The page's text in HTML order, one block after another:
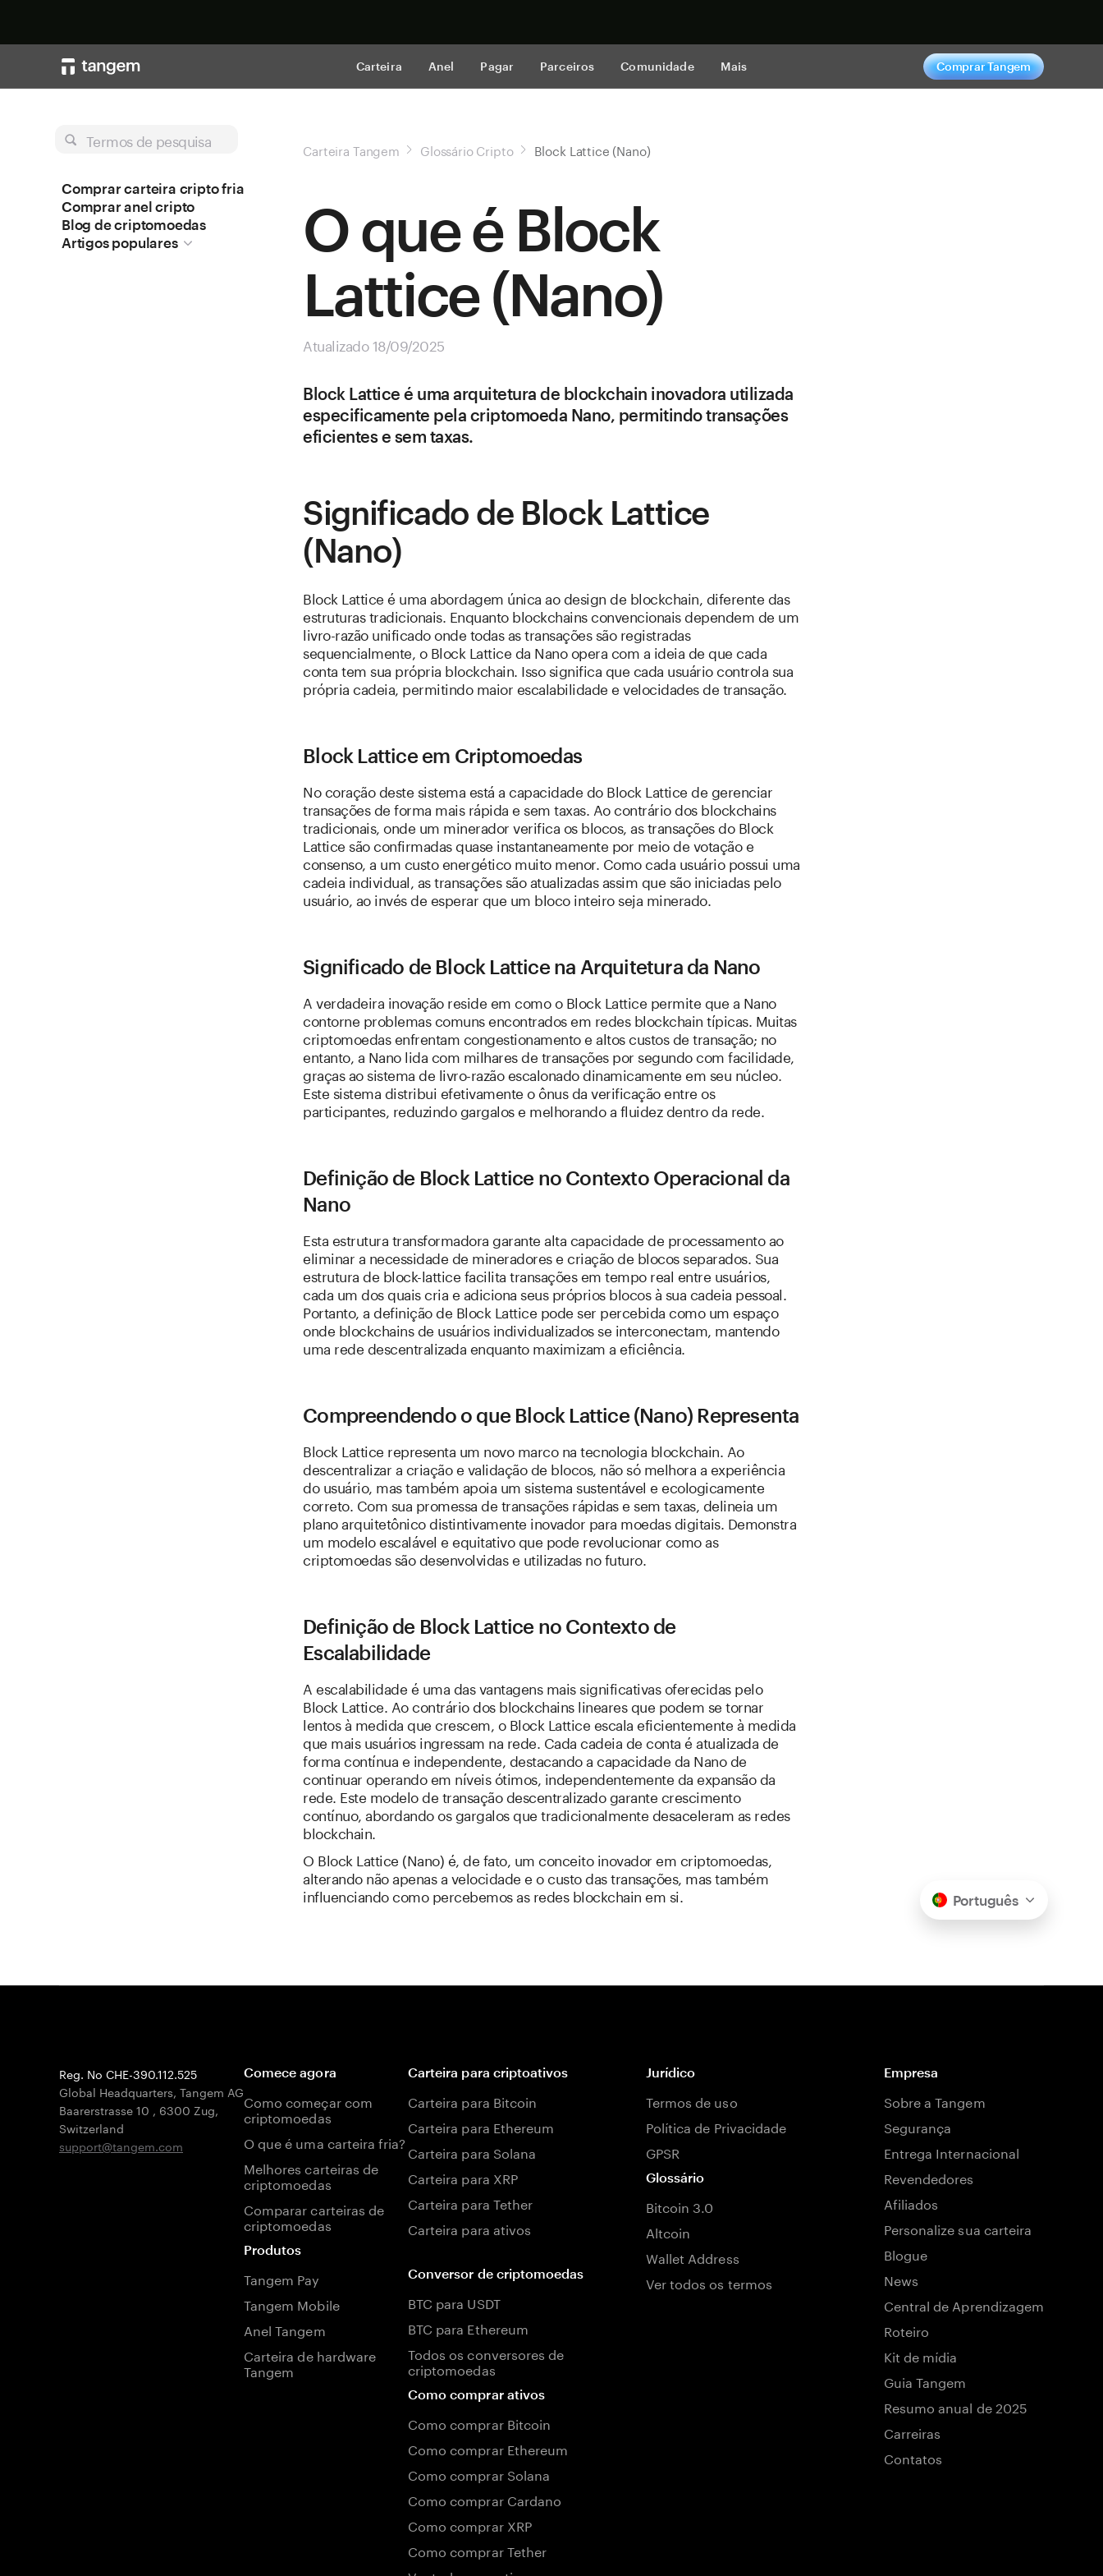
Carteira Anel Pagar Parceiros Comunidade Mais Comprar Tangem
Termos de pesquisa
Comprar carteira cripto fria
Comprar anel cripto
Blog de criptomoedas
Artigos populares
Carteira Tangem Glossário Cripto Block Lattice (Nano)
O que é Block
Lattice (Nano)
Atualizado 18/09/2025
Block Lattice é uma arquitetura de blockchain inovadora utilizada
especificamente pela criptomoeda Nano, permitindo transações
eficientes e sem taxas.
Significado de Block Lattice
(Nano)
Block Lattice é uma abordagem única ao design de blockchain, diferente das
estruturas tradicionais. Enquanto blockchains convencionais dependem de um
livro-razão unificado onde todas as transações são registradas
sequencialmente, o Block Lattice da Nano opera com a ideia de que cada
conta tem sua própria blockchain. Isso significa que cada usuário controla sua
própria cadeia, permitindo maior escalabilidade e velocidades de transação.
Block Lattice em Criptomoedas
No coração deste sistema está a capacidade do Block Lattice de gerenciar
transações de forma mais rápida e sem taxas. Ao contrário dos blockchains
tradicionais, onde um minerador verifica os blocos, as transações do Block
Lattice são confirmadas quase instantaneamente por meio de votação e
consenso, a um custo energético muito menor. Como cada usuário possui uma
cadeia individual, as transações são atualizadas assim que são iniciadas pelo
usuário, ao invés de esperar que um bloco inteiro seja minerado.
Significado de Block Lattice na Arquitetura da Nano
A verdadeira inovação reside em como o Block Lattice permite que a Nano
contorne problemas comuns encontrados em redes blockchain típicas. Muitas
criptomoedas enfrentam congestionamento e altos custos de transação; no
entanto, a Nano lida com milhares de transações por segundo com facilidade,
graças ao sistema de livro-razão escalonado dinamicamente em seu núcleo.
Este sistema distribui efetivamente o ônus da verificação entre os
participantes, reduzindo gargalos e melhorando a fluidez dentro da rede.
Definição de Block Lattice no Contexto Operacional da
Nano
Esta estrutura transformadora garante alta capacidade de processamento ao
eliminar a necessidade de mineradores e criação de blocos separados. Sua
estrutura de block-lattice facilita transações em tempo real entre usuários,
cada um dos quais cria e adiciona seus próprios blocos à sua cadeia pessoal.
Portanto, a definição de Block Lattice pode ser percebida como um espaço
onde blockchains de usuários individualizados se interconectam, mantendo
uma rede descentralizada enquanto maximizam a eficiência.
Compreendendo o que Block Lattice (Nano) Representa
Block Lattice representa um novo marco na tecnologia blockchain. Ao
descentralizar a criação e validação de blocos, não só melhora a experiência
do usuário, mas também apoia um sistema sustentável e ecologicamente
correto. Com sua promessa de transações rápidas e sem taxas, delineia um
plano arquitetônico distintivamente inovador para moedas digitais. Demonstra
um modelo escalável e equitativo que pode revolucionar como as
criptomoedas são desenvolvidas e utilizadas no futuro.
Definição de Block Lattice no Contexto de
Escalabilidade
A escalabilidade é uma das vantagens mais significativas oferecidas pelo
Block Lattice. Ao contrário dos blockchains lineares que podem se tornar
lentos à medida que crescem, o Block Lattice escala eficientemente à medida
que mais usuários ingressam na rede. Cada cadeia de conta é atualizada de
forma contínua e independente, destacando a capacidade da Nano de
continuar operando em níveis ótimos, independentemente da expansão da
rede. Este modelo de transação descentralizado garante crescimento
contínuo, abordando os gargalos que tradicionalmente desaceleram as redes
blockchain.
O Block Lattice (Nano) é, de fato, um conceito inovador em criptomoedas,
alterando não apenas a velocidade e o custo das transações, mas também
influenciando como percebemos as redes blockchain em si.
Português
Reg. No CHE-390.112.525
Global Headquarters, Tangem AG
Baarerstrasse 10 , 6300 Zug,
Switzerland
support@tangem.com
Comece agora
Como começar com
criptomoedas
O que é uma carteira fria?
Melhores carteiras de
criptomoedas
Comparar carteiras de
criptomoedas
Produtos
Tangem Pay
Tangem Mobile
Anel Tangem
Carteira de hardware
Tangem
Carteira para criptoativos
Carteira para Bitcoin
Carteira para Ethereum
Carteira para Solana
Carteira para XRP
Carteira para Tether
Carteira para ativos
Conversor de criptomoedas
BTC para USDT
BTC para Ethereum
Todos os conversores de
criptomoedas
Como comprar ativos
Como comprar Bitcoin
Como comprar Ethereum
Como comprar Solana
Como comprar Cardano
Como comprar XRP
Como comprar Tether
Jurídico
Termos de uso
Política de Privacidade
GPSR
Glossário
Bitcoin 3.0
Altcoin
Wallet Address
Ver todos os termos
Empresa
Sobre a Tangem
Segurança
Entrega Internacional
Revendedores
Afiliados
Personalize sua carteira
Blogue
News
Central de Aprendizagem
Roteiro
Kit de mídia
Guia Tangem
Resumo anual de 2025
Carreiras
Contatos